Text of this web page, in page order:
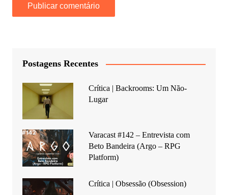
Postagens Recentes
Crítica | Backrooms: Um Não-
Lugar
Varacast #142 – Entrevista com
Beto Bandeira (Argo – RPG
Platform)
Crítica | Obsessão (Obsession)